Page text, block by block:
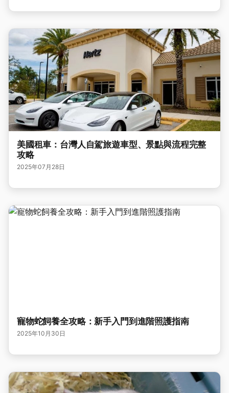
美國租車：台灣人自駕旅遊車型、景點與流程完整
攻略
2025年07月28日
寵物蛇飼養全攻略：新手入門到進階照護指南
2025年10月30日